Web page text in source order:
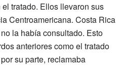
tratado. Ellos llevaron sus
Centroamericana. Costa Rica
la había consultado. Esto
anteriores como el tratado
su parte, reclamaba